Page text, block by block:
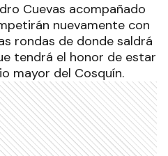
Cuevas acompañado
nuevamente con
rondas de donde saldrá
tendrá el honor de estar
mayor del Cosquín.